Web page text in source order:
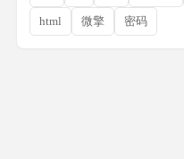
html 微擎 密码